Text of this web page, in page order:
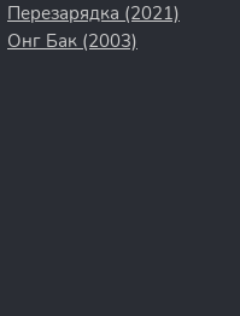
Перезарядка (2021)
Онг Бак (2003)